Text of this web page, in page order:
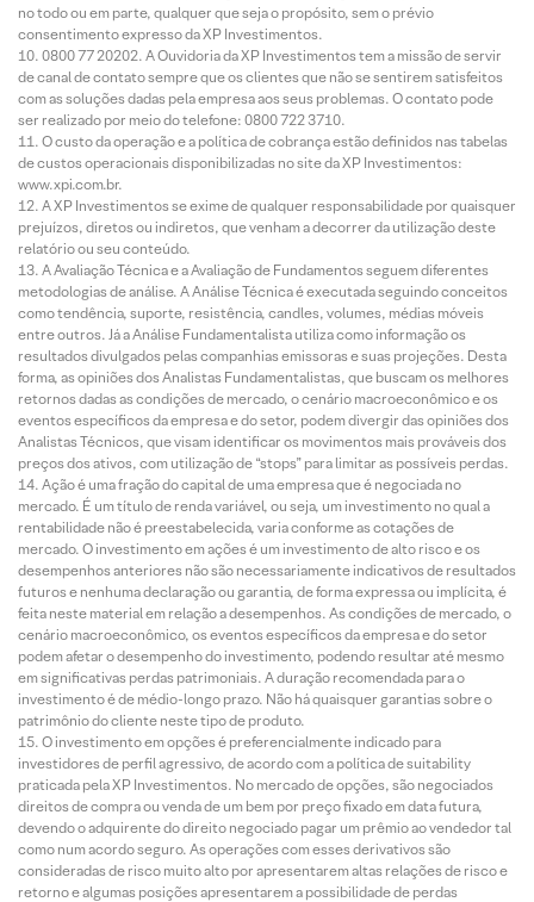
no todo ou em parte, qualquer que seja o propósito, sem o prévio
consentimento expresso da XP Investimentos.
0800 77 20202. A Ouvidoria da XP Investimentos tem a missão de servir
de canal de contato sempre que os clientes que não se sentirem satisfeitos
com as soluções dadas pela empresa aos seus problemas. O contato pode
ser realizado por meio do telefone: 0800 722 3710.
O custo da operação e a política de cobrança estão definidos nas tabelas
de custos operacionais disponibilizadas no site da XP Investimentos:
www.xpi.com.br.
A XP Investimentos se exime de qualquer responsabilidade por quaisquer
prejuízos, diretos ou indiretos, que venham a decorrer da utilização deste
relatório ou seu conteúdo.
A Avaliação Técnica e a Avaliação de Fundamentos seguem diferentes
metodologias de análise. A Análise Técnica é executada seguindo conceitos
como tendência, suporte, resistência, candles, volumes, médias móveis
entre outros. Já a Análise Fundamentalista utiliza como informação os
resultados divulgados pelas companhias emissoras e suas projeções. Desta
forma, as opiniões dos Analistas Fundamentalistas, que buscam os melhores
retornos dadas as condições de mercado, o cenário macroeconômico e os
eventos específicos da empresa e do setor, podem divergir das opiniões dos
Analistas Técnicos, que visam identificar os movimentos mais prováveis dos
preços dos ativos, com utilização de “stops” para limitar as possíveis perdas.
Ação é uma fração do capital de uma empresa que é negociada no
mercado. É um título de renda variável, ou seja, um investimento no qual a
rentabilidade não é preestabelecida, varia conforme as cotações de
mercado. O investimento em ações é um investimento de alto risco e os
desempenhos anteriores não são necessariamente indicativos de resultados
futuros e nenhuma declaração ou garantia, de forma expressa ou implícita, é
feita neste material em relação a desempenhos. As condições de mercado, o
cenário macroeconômico, os eventos específicos da empresa e do setor
podem afetar o desempenho do investimento, podendo resultar até mesmo
em significativas perdas patrimoniais. A duração recomendada para o
investimento é de médio-longo prazo. Não há quaisquer garantias sobre o
patrimônio do cliente neste tipo de produto.
O investimento em opções é preferencialmente indicado para
investidores de perfil agressivo, de acordo com a política de suitability
praticada pela XP Investimentos. No mercado de opções, são negociados
direitos de compra ou venda de um bem por preço fixado em data futura,
devendo o adquirente do direito negociado pagar um prêmio ao vendedor tal
como num acordo seguro. As operações com esses derivativos são
consideradas de risco muito alto por apresentarem altas relações de risco e
retorno e algumas posições apresentarem a possibilidade de perdas